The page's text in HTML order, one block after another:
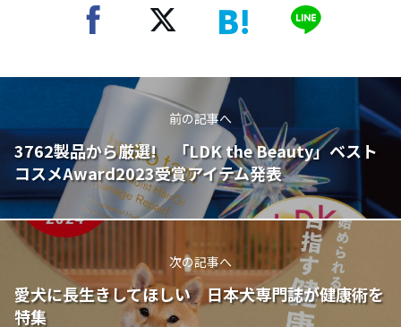
前の記事へ
3762製品から厳選! 「LDK the Beauty」ベスト
コスメAward2023受賞アイテム発表
次の記事へ
愛犬に長生きしてほしい 日本犬専門誌が健康術を
特集